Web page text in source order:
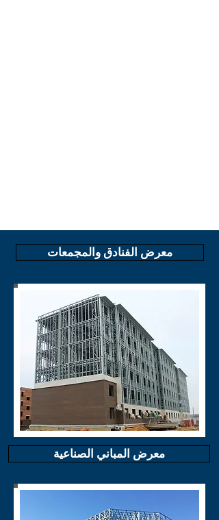
معرض الفنادق والمجمعات
معرض المباني الصناعية